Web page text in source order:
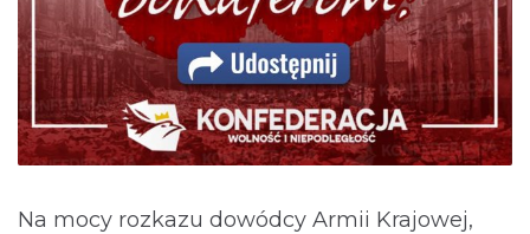
Na mocy rozkazu dowódcy Armii Krajowej,